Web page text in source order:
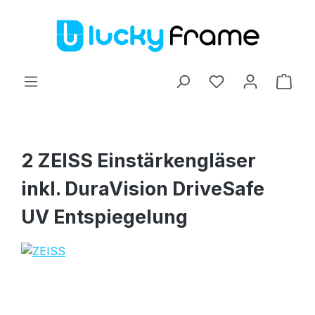
Zum Hauptinhalt springen
2 ZEISS Einstärkengläser
inkl. DuraVision DriveSafe
UV Entspiegelung